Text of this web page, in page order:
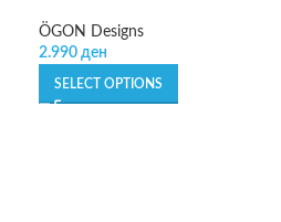
ÖGON Designs
2.990 ден
SELECT OPTIONS